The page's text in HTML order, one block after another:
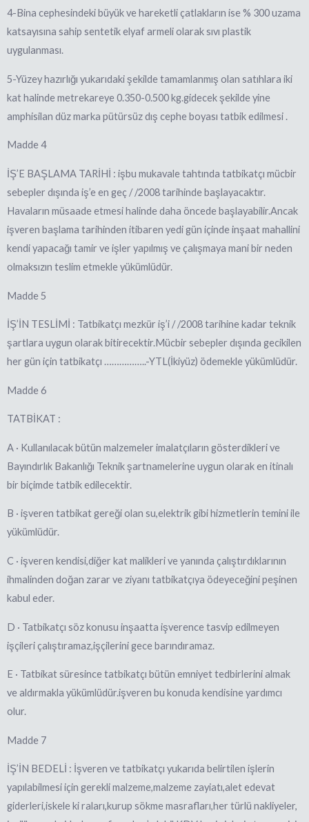
4-Bina cephesindeki büyük ve hareketli çatlakların ise % 300 uzama
katsayısına sahip sentetik elyaf armeli olarak sıvı plastik
uygulanması.
5-Yüzey hazırlığı yukarıdaki şekilde tamamlanmış olan satıhlara iki
kat halinde metrekareye 0.350-0.500 kg.gidecek şekilde yine
amphisilan düz marka pütürsüz dış cephe boyası tatbik edilmesi .
Madde 4
İŞ’E BAŞLAMA TARİHİ : işbu mukavale tahtında tatbikatçı mücbir
sebepler dışında iş’e en geç / /2008 tarihinde başlayacaktır.
Havaların müsaade etmesi halinde daha öncede başlayabilir.Ancak
işveren başlama tarihinden itibaren yedi gün içinde inşaat mahallini
kendi yapacağı tamir ve işler yapılmış ve çalışmaya mani bir neden
olmaksızın teslim etmekle yükümlüdür.
Madde 5
İŞ’İN TESLİMİ : Tatbikatçı mezkür iş’i / /2008 tarihine kadar teknik
şartlara uygun olarak bitirecektir.Mücbir sebepler dışında gecikilen
her gün için tatbikatçı ……………..-YTL(İkiyüz) ödemekle yükümlüdür.
Madde 6
TATBİKAT :
A · Kullanılacak bütün malzemeler imalatçıların gösterdikleri ve
Bayındırlık Bakanlığı Teknik şartnamelerine uygun olarak en itinalı
bir biçimde tatbik edilecektir.
B · işveren tatbikat gereği olan su,elektrik gibi hizmetlerin temini ile
yükümlüdür.
C · işveren kendisi,diğer kat malikleri ve yanında çalıştırdıklarının
ihmalinden doğan zarar ve ziyanı tatbikatçıya ödeyeceğini peşinen
kabul eder.
D · Tatbikatçı söz konusu inşaatta işverence tasvip edilmeyen
işçileri çalıştıramaz,işçilerini gece barındıramaz.
E · Tatbikat süresince tatbikatçı bütün emniyet tedbirlerini almak
ve aldırmakla yükümlüdür.işveren bu konuda kendisine yardımcı
olur.
Madde 7
İŞ’İN BEDELİ : İşveren ve tatbikatçı yukarıda belirtilen işlerin
yapılabilmesi için gerekli malzeme,malzeme zayiatı,alet edevat
giderleri,iskele ki raları,kurup sökme masrafları,her türlü nakliyeler,